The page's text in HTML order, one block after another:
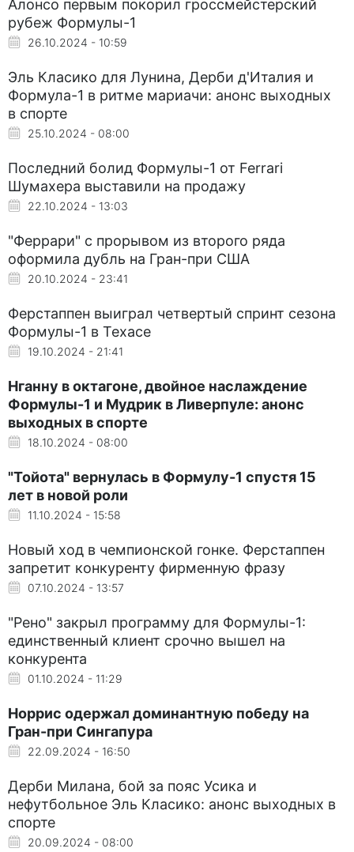
Алонсо первым покорил гроссмейстерский
рубеж Формулы-1
26.10.2024 - 10:59
Эль Класико для Лунина, Дерби д'Италия и
Формула-1 в ритме мариачи: анонс выходных
в спорте
25.10.2024 - 08:00
Последний болид Формулы-1 от Ferrari
Шумахера выставили на продажу
22.10.2024 - 13:03
"Феррари" с прорывом из второго ряда
оформила дубль на Гран-при США
20.10.2024 - 23:41
Ферстаппен выиграл четвертый спринт сезона
Формулы-1 в Техасе
19.10.2024 - 21:41
Нганну в октагоне, двойное наслаждение
Формулы-1 и Мудрик в Ливерпуле: анонс
выходных в спорте
18.10.2024 - 08:00
"Тойота" вернулась в Формулу-1 спустя 15
лет в новой роли
11.10.2024 - 15:58
Новый ход в чемпионской гонке. Ферстаппен
запретит конкуренту фирменную фразу
07.10.2024 - 13:57
"Рено" закрыл программу для Формулы-1:
единственный клиент срочно вышел на
конкурента
01.10.2024 - 11:29
Норрис одержал доминантную победу на
Гран-при Сингапура
22.09.2024 - 16:50
Дерби Милана, бой за пояс Усика и
нефутбольное Эль Класико: анонс выходных в
спорте
20.09.2024 - 08:00